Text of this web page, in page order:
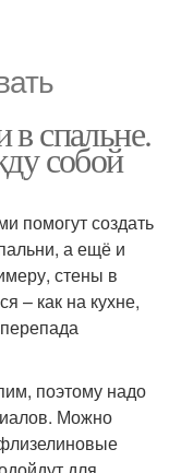
спальне.
собой
помогут создать
а ещё и
стены в
– как на кухне,
поэтому надо
Можно